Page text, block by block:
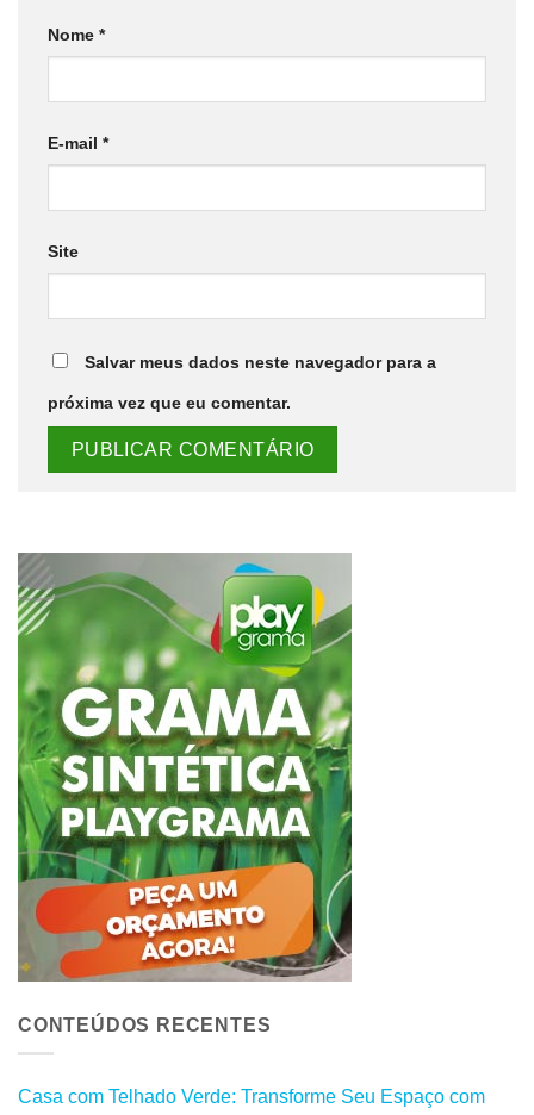
Nome *
E-mail *
Site
Salvar meus dados neste navegador para a
próxima vez que eu comentar.
CONTEÚDOS RECENTES
Casa com Telhado Verde: Transforme Seu Espaço com